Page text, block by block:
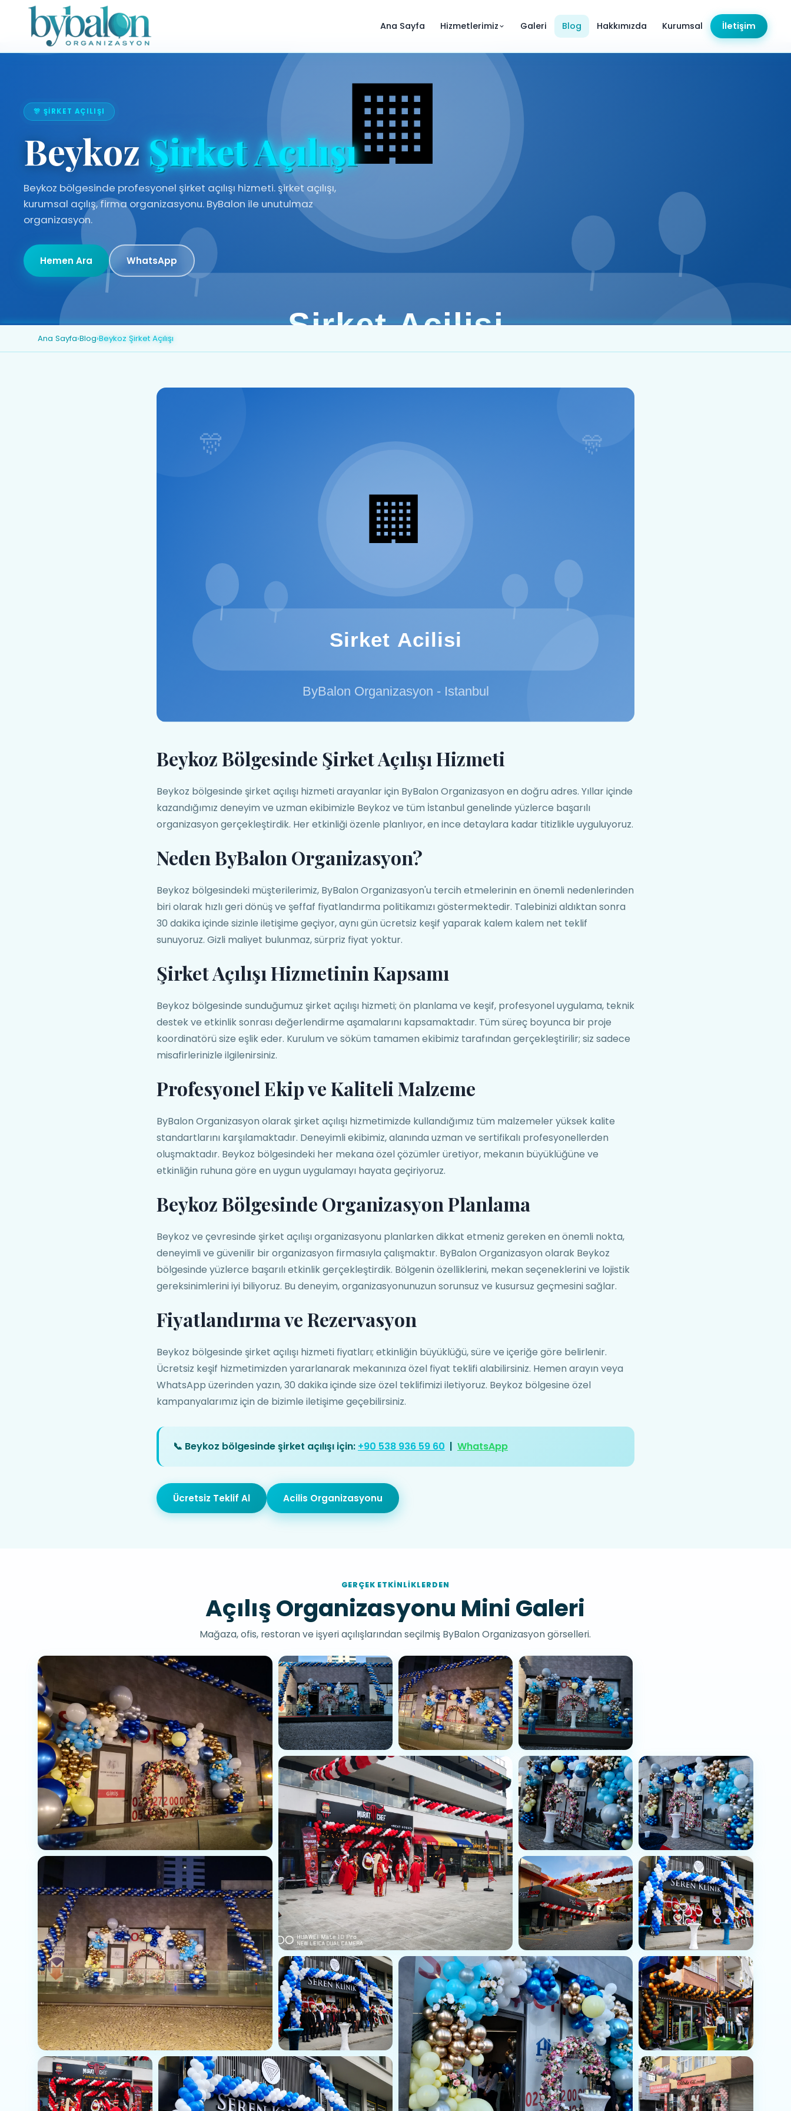
Ana Sayfa Hizmetlerimiz Galeri Blog Hakkımızda Kurumsal İletişim
🎊 ŞIRKET AÇILIŞI
BeykozŞirket Açılışı
Beykoz bölgesinde profesyonel şirket açılışı hizmeti. şirket açılışı,
kurumsal açılış, firma organizasyonu. ByBalon ile unutulmaz
organizasyon.
Hemen Ara WhatsApp
Ana Sayfa›Blog›Beykoz Şirket Açılışı
Beykoz Bölgesinde Şirket Açılışı Hizmeti
Beykoz bölgesinde şirket açılışı hizmeti arayanlar için ByBalon Organizasyon en doğru adres. Yıllar içinde
kazandığımız deneyim ve uzman ekibimizle Beykoz ve tüm İstanbul genelinde yüzlerce başarılı
organizasyon gerçekleştirdik. Her etkinliği özenle planlıyor, en ince detaylara kadar titizlikle uyguluyoruz.
Neden ByBalon Organizasyon?
Beykoz bölgesindeki müşterilerimiz, ByBalon Organizasyon'u tercih etmelerinin en önemli nedenlerinden
biri olarak hızlı geri dönüş ve şeffaf fiyatlandırma politikamızı göstermektedir. Talebinizi aldıktan sonra
30 dakika içinde sizinle iletişime geçiyor, aynı gün ücretsiz keşif yaparak kalem kalem net teklif
sunuyoruz. Gizli maliyet bulunmaz, sürpriz fiyat yoktur.
Şirket Açılışı Hizmetinin Kapsamı
Beykoz bölgesinde sunduğumuz şirket açılışı hizmeti; ön planlama ve keşif, profesyonel uygulama, teknik
destek ve etkinlik sonrası değerlendirme aşamalarını kapsamaktadır. Tüm süreç boyunca bir proje
koordinatörü size eşlik eder. Kurulum ve söküm tamamen ekibimiz tarafından gerçekleştirilir; siz sadece
misafirlerinizle ilgilenirsiniz.
Profesyonel Ekip ve Kaliteli Malzeme
ByBalon Organizasyon olarak şirket açılışı hizmetimizde kullandığımız tüm malzemeler yüksek kalite
standartlarını karşılamaktadır. Deneyimli ekibimiz, alanında uzman ve sertifikalı profesyonellerden
oluşmaktadır. Beykoz bölgesindeki her mekana özel çözümler üretiyor, mekanın büyüklüğüne ve
etkinliğin ruhuna göre en uygun uygulamayı hayata geçiriyoruz.
Beykoz Bölgesinde Organizasyon Planlama
Beykoz ve çevresinde şirket açılışı organizasyonu planlarken dikkat etmeniz gereken en önemli nokta,
deneyimli ve güvenilir bir organizasyon firmasıyla çalışmaktır. ByBalon Organizasyon olarak Beykoz
bölgesinde yüzlerce başarılı etkinlik gerçekleştirdik. Bölgenin özelliklerini, mekan seçeneklerini ve lojistik
gereksinimlerini iyi biliyoruz. Bu deneyim, organizasyonunuzun sorunsuz ve kusursuz geçmesini sağlar.
Fiyatlandırma ve Rezervasyon
Beykoz bölgesinde şirket açılışı hizmeti fiyatları; etkinliğin büyüklüğü, süre ve içeriğe göre belirlenir.
Ücretsiz keşif hizmetimizden yararlanarak mekanınıza özel fiyat teklifi alabilirsiniz. Hemen arayın veya
WhatsApp üzerinden yazın, 30 dakika içinde size özel teklifimizi iletiyoruz. Beykoz bölgesine özel
kampanyalarımız için de bizimle iletişime geçebilirsiniz.
📞 Beykoz bölgesinde şirket açılışı için: +90 538 936 59 60 | WhatsApp
Ücretsiz Teklif Al Acilis Organizasyonu
GERÇEK ETKINLIKLERDEN
Açılış Organizasyonu Mini Galeri
Mağaza, ofis, restoran ve işyeri açılışlarından seçilmiş ByBalon Organizasyon görselleri.